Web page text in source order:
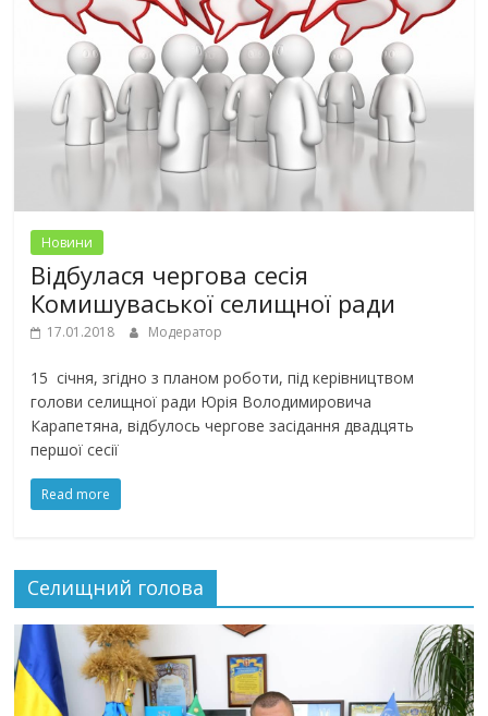
Новини
Відбулася чергова сесія
Комишуваської селищної ради
17.01.2018 Модератор
15 січня, згідно з планом роботи, під керівництвом
голови селищної ради Юрія Володимировича
Карапетяна, відбулось чергове засідання двадцять
першої сесії
Read more
Селищний голова